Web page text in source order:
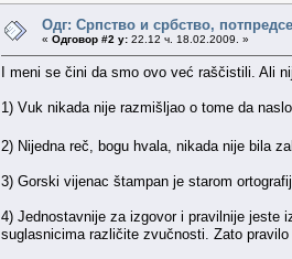
Одг: Српство и србство,
« Одговор #2 у: 22.12 ч. 18.02.2009. »
I meni se čini da smo ovo već raščistili. Ali
1) Vuk nikada nije razmišljao o tome da
2) Nijedna reč, bogu hvala, nikada nije bila
3) Gorski vijenac štampan je starom
4) Jednostavnije za izgovor i pravilnije jeste
suglasnicima različite zvučnosti. Zato